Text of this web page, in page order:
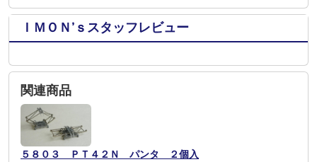
ＩＭＯＮ’ｓスタッフレビュー
関連商品
５８０３ ＰＴ４２Ｎ パンタ ２個入